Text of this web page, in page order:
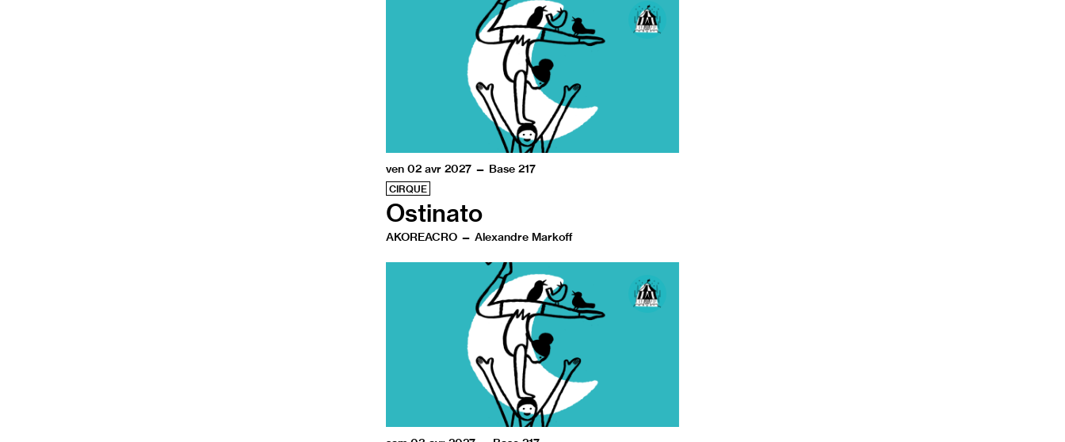
ven 02 avr 2027 — Base 217
CIRQUE
Ostinato
AKOREACRO — Alexandre Markoff